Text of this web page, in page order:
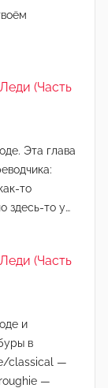
(Часть
Эта глава
то
здесь-то у…
(Часть
и
в
classical —
—